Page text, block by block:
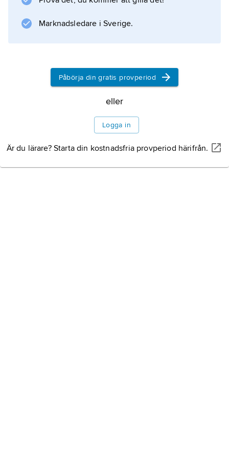
2021) tillsammans med
Henrik von Eckermann
(ursprungligen bronsmedalj som ändrades till
silver efter dopningsdiskvalifikation 2005). Vid
Information om artikeln
Marknadsledare i Sverige.
Påbörja din gratis provperiod
eller
Logga in
Är du lärare? Starta din kostnadsfria provperiod härifrån.